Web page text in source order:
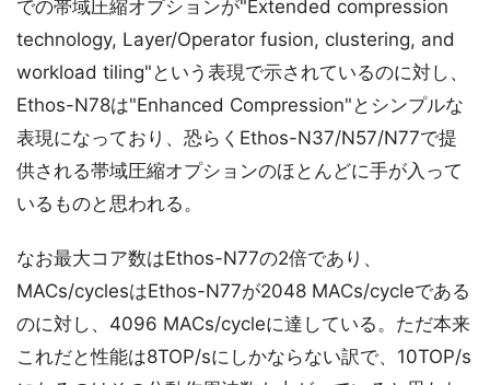
での帯域圧縮オプションが"Extended compression
technology, Layer/Operator fusion, clustering, and
workload tiling"という表現で示されているのに対し、
Ethos-N78は"Enhanced Compression"とシンプルな
表現になっており、恐らくEthos-N37/N57/N77で提
供される帯域圧縮オプションのほとんどに手が入って
いるものと思われる。
なお最大コア数はEthos-N77の2倍であり、
MACs/cyclesはEthos-N77が2048 MACs/cycleである
のに対し、4096 MACs/cycleに達している。ただ本来
これだと性能は8TOP/sにしかならない訳で、10TOP/s